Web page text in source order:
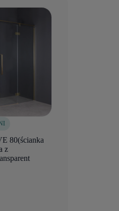
80(ścianka
z